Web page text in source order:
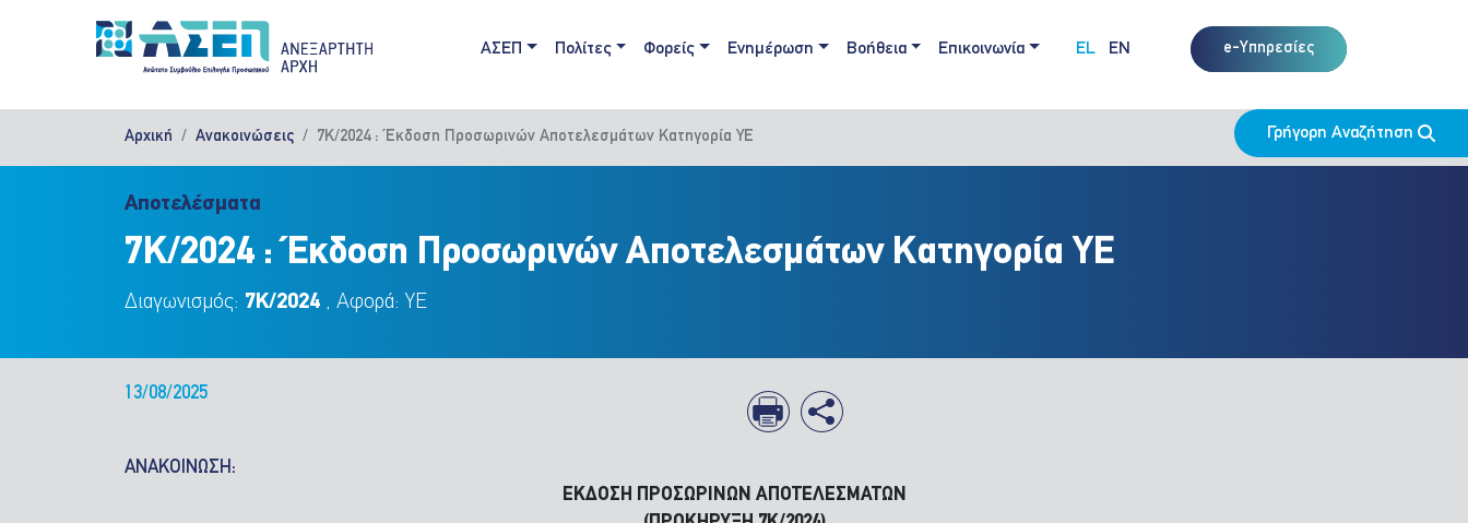
Main navigation
ΑΣΕΠ Πολίτες Φορείς Ενημέρωση Βοήθεια Επικοινωνία EL EN e-Υπηρεσίες
Αρχική Ανακοινώσεις 7Κ/2024 : Έκδοση Προσωρινών Αποτελεσμάτων Κατηγορία ΥΕ Γρήγορη Αναζήτηση
Αποτελέσματα
7Κ/2024 : Έκδοση Προσωρινών Αποτελεσμάτων Κατηγορία ΥΕ
Διαγωνισμός: 7Κ/2024 , Αφορά: ΥΕ
13/08/2025
ΑΝΑΚΟΙΝΩΣΗ:
ΕΚΔΟΣΗ ΠΡΟΣΩΡΙΝΩΝ ΑΠΟΤΕΛΕΣΜΑΤΩΝ